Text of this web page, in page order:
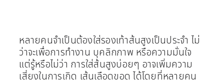
หลายคนจำเป็นต้องใส่รองเท้าส้นสูงเป็นประจำ ไม่
ว่าจะเพื่อการทำงาน บุคลิกภาพ หรือความมั่นใจ
แต่รู้หรือไม่ว่า การใส่ส้นสูงบ่อยๆ อาจเพิ่มความ
เสี่ยงในการเกิด เส้นเลือดขอด ได้โดยที่หลายคน